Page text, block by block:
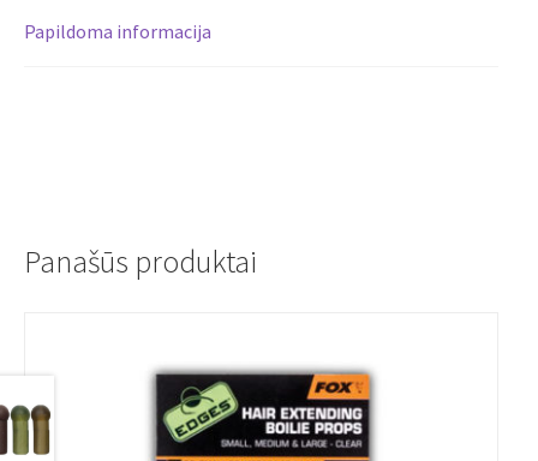
Papildoma informacija
Panašūs produktai